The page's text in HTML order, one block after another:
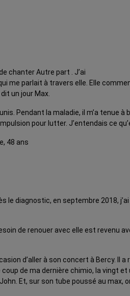
chanter Autre part . J’ai
parlait à travers elle. Elle
un jour Max.
Pendant la maladie, il m’a tenue
pour lutter. J’entendais ce
48 ans
diagnostic, en septembre 2018,
de renouer avec elle est revenu
d’aller à son concert à Bercy. Il
de ma dernière chimio, la vingt
Et, sur son tube poussé au max,